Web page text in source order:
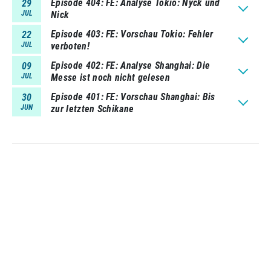
29
JUL
Episode 404 FE: Analyse Tokio: Nyck und
Nick
22
JUL
Episode 403 FE: Vorschau Tokio: Fehler
verboten!
09
JUL
Episode 402 FE: Analyse Shanghai: Die
Messe ist noch nicht gelesen
30
JUN
Episode 401 FE: Vorschau Shanghai: Bis
zur letzten Schikane